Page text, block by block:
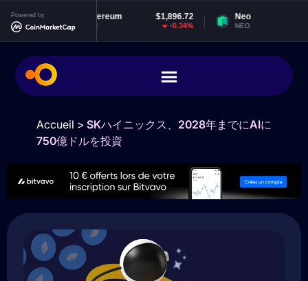
Powered by
0%
$1,896.72
ETH -0.34%
Neo
NEO
Accueil > SKハイニックス、2028年までにAIに
750億ドルを投資